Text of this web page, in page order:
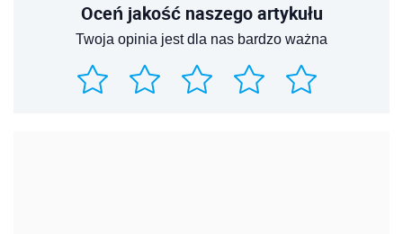
Oceń jakość naszego artykułu
Twoja opinia jest dla nas bardzo ważna